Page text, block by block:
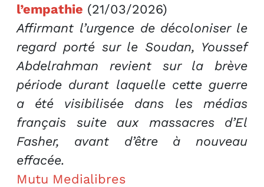
l’empathie (21/03/2026)
Affirmant l’urgence de décoloniser le
regard porté sur le Soudan, Youssef
Abdelrahman revient sur la brève
période durant laquelle cette guerre
a été visibilisée dans les médias
français suite aux massacres d’El
Fasher, avant d’être à nouveau
effacée.
Mutu Medialibres